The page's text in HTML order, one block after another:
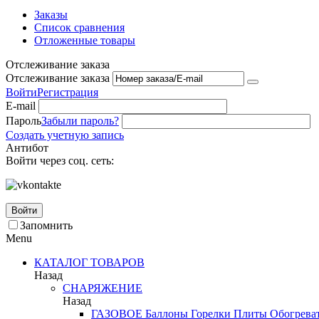
Заказы
Список сравнения
Отложенные товары
Отслеживание заказа
Отслеживание заказа
ВойтиРегистрация
E-mail
ПарольЗабыли пароль?
Создать учетную запись
Антибот
Войти через соц. сеть:
Войти
Запомнить
Menu
КАТАЛОГ ТОВАРОВ
Назад
СНАРЯЖЕНИЕ
Назад
ГАЗОВОЕ Баллоны Горелки Плиты